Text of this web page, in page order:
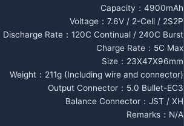
Capacity：4900mAh
Voltage：7.6V / 2-Cell / 2S2P
Discharge Rate：120C Continual / 240C Burst
Charge Rate：5C Max
Size：23X47X96mm
Weight：211g (Including wire and connector)
Output Connector：5.0 Bullet-EC3
Balance Connector：JST / XH
Remarks：N/A